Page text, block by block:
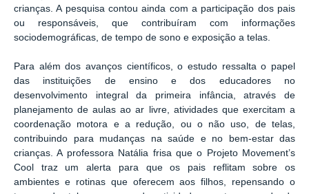
crianças. A pesquisa contou ainda com a participação dos pais
ou responsáveis, que contribuíram com informações
sociodemográficas, de tempo de sono e exposição a telas.
Para além dos avanços científicos, o estudo ressalta o papel
das instituições de ensino e dos educadores no
desenvolvimento integral da primeira infância, através de
planejamento de aulas ao ar livre, atividades que exercitam a
coordenação motora e a redução, ou o não uso, de telas,
contribuindo para mudanças na saúde e no bem-estar das
crianças. A professora Natália frisa que o Projeto Movement’s
Cool traz um alerta para que os pais reflitam sobre os
ambientes e rotinas que oferecem aos filhos, repensando o